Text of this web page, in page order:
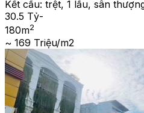
Kết cấu: trệt, 1 lầu, sân
30.5 Tỷ-
180m2
~ 169 Triệu/m2